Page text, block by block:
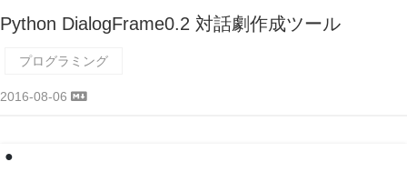
Python DialogFrame0.2 対話劇作成ツール
プログラミング
2016-08-06
●